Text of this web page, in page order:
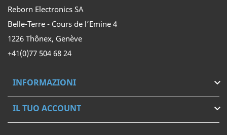
Reborn Electronics SA
Belle-Terre - Cours de l’Emine 4
1226 Thônex, Genève
+41(0)77 504 68 24
INFORMAZIONI 
IL TUO ACCOUNT 